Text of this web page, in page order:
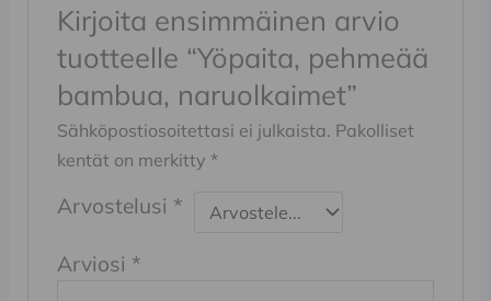
Kirjoita ensimmäinen arvio
tuotteelle “Yöpaita, pehmeää
bambua, naruolkaimet”
Sähköpostiosoitettasi ei julkaista. Pakolliset
kentät on merkitty *
Arvostelusi *
Arviosi *